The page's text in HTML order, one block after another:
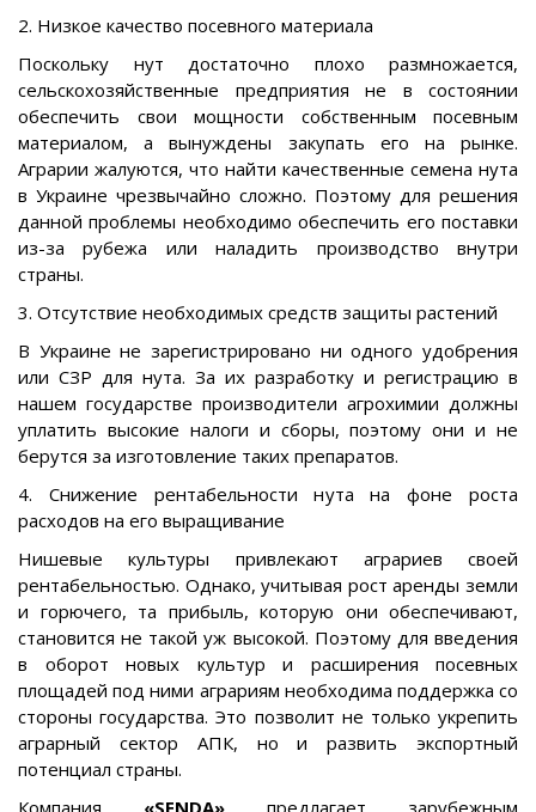
2. Низкое качество посевного материала
Поскольку нут достаточно плохо размножается,
сельскохозяйственные предприятия не в состоянии
обеспечить свои мощности собственным посевным
материалом, а вынуждены закупать его на рынке.
Аграрии жалуются, что найти качественные семена нута
в Украине чрезвычайно сложно. Поэтому для решения
данной проблемы необходимо обеспечить его поставки
из-за рубежа или наладить производство внутри
страны.
3. Отсутствие необходимых средств защиты растений
В Украине не зарегистрировано ни одного удобрения
или СЗР для нута. За их разработку и регистрацию в
нашем государстве производители агрохимии должны
уплатить высокие налоги и сборы, поэтому они и не
берутся за изготовление таких препаратов.
4. Снижение рентабельности нута на фоне роста
расходов на его выращивание
Нишевые культуры привлекают аграриев своей
рентабельностью. Однако, учитывая рост аренды земли
и горючего, та прибыль, которую они обеспечивают,
становится не такой уж высокой. Поэтому для введения
в оборот новых культур и расширения посевных
площадей под ними аграриям необходима поддержка со
стороны государства. Это позволит не только укрепить
аграрный сектор АПК, но и развить экспортный
потенциал страны.
Компания «SENDA» предлагает зарубежным